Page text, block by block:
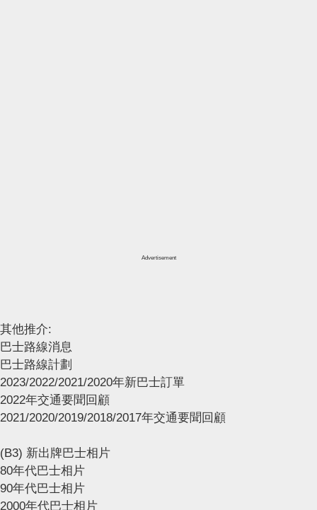
Advertisement
其他推介:
巴士路線消息
巴士路線計劃
2023/2022/2021/2020年新巴士訂單
2022年交通要聞回顧
2021/2020/2019/2018/2017年交通要聞回顧
(B3) 新出牌巴士相片
80年代巴士相片
90年代巴士相片
2000年代巴士相片